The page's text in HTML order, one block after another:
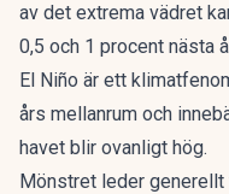
av det extrema vädret
0,5 och 1 procent nästa
El Niño är ett
års mellanrum och
havet blir ovanligt hög.
Mönstret leder generellt